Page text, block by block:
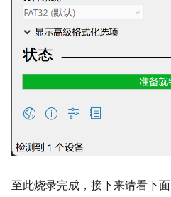
至此烧录完成，接下来请看下面